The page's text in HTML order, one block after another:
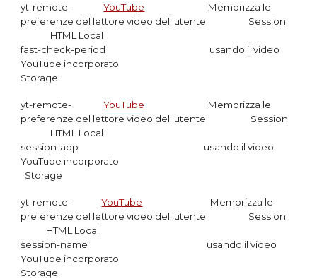
yt-remote-YouTube
Memorizza le
preferenze del lettore video dell'utente Session
HTML Local
fast-check-period usando il video
YouTube incorporato
Storage
yt-remote-YouTube
Memorizza le
preferenze del lettore video dell'utente Session
HTML Local
session-app usando il video
YouTube incorporato
Storage
yt-remote-YouTube
Memorizza le
preferenze del lettore video dell'utente Session
HTML Local
session-name usando il video
YouTube incorporato
Storage